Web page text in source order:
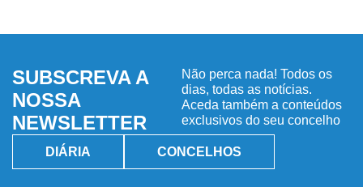
SUBSCREVA A
NOSSA
NEWSLETTER
Não perca nada! Todos os
dias, todas as notícias.
Aceda também a conteúdos
exclusivos do seu concelho
DIÁRIA CONCELHOS